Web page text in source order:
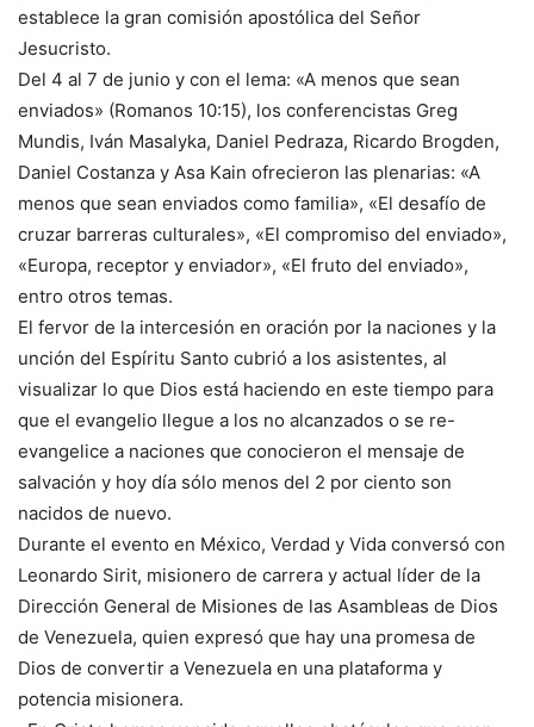
establece la gran comisión apostólica del Señor
Jesucristo.
Del 4 al 7 de junio y con el lema: «A menos que sean
enviados» (Romanos 10:15), los conferencistas Greg
Mundis, Iván Masalyka, Daniel Pedraza, Ricardo Brogden,
Daniel Costanza y Asa Kain ofrecieron las plenarias: «A
menos que sean enviados como familia», «El desafío de
cruzar barreras culturales», «El compromiso del enviado»,
«Europa, receptor y enviador», «El fruto del enviado»,
entro otros temas.
El fervor de la intercesión en oración por la naciones y la
unción del Espíritu Santo cubrió a los asistentes, al
visualizar lo que Dios está haciendo en este tiempo para
que el evangelio llegue a los no alcanzados o se re-
evangelice a naciones que conocieron el mensaje de
salvación y hoy día sólo menos del 2 por ciento son
nacidos de nuevo.
Durante el evento en México, Verdad y Vida conversó con
Leonardo Sirit, misionero de carrera y actual líder de la
Dirección General de Misiones de las Asambleas de Dios
de Venezuela, quien expresó que hay una promesa de
Dios de convertir a Venezuela en una plataforma y
potencia misionera.